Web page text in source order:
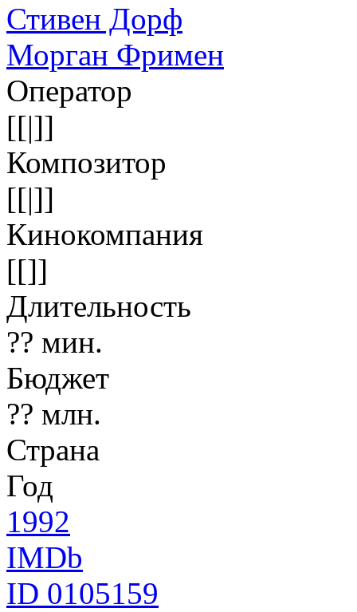
Стивен Дорф
Морган Фримен
Оператор
[[|]]
Композитор
[[|]]
Кинокомпания
[[]]
Длительность
?? мин.
Бюджет
?? млн.
Страна
Год
1992
IMDb
ID 0105159